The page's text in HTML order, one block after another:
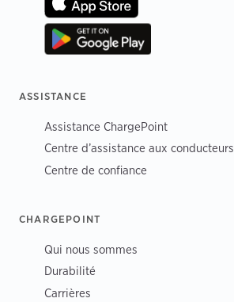
ASSISTANCE
Assistance ChargePoint
Centre d’assistance aux conducteurs
Centre de confiance
CHARGEPOINT
Qui nous sommes
Durabilité
Carrières